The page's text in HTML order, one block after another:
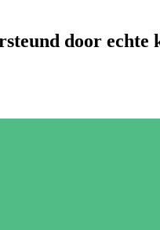
door echte